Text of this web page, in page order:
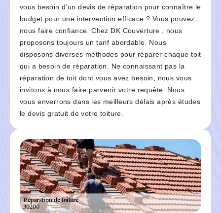
vous besoin d’un devis de réparation pour connaître le
budget pour une intervention efficace ? Vous pouvez
nous faire confiance. Chez DK Couverture , nous
proposons toujours un tarif abordable. Nous
disposons diverses méthodes pour réparer chaque toit
qui a besoin de réparation. Ne connaissant pas la
réparation de toit dont vous avez besoin, nous vous
invitons à nous faire parvenir votre requête. Nous
vous enverrons dans les meilleurs délais après études
le devis gratuit de votre toiture.